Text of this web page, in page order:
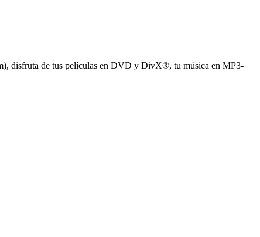
disfruta de tus películas en DVD y DivX®, tu música en MP3-